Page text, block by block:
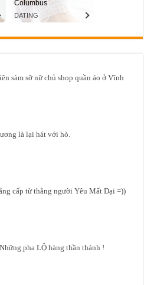
sàm sỡ nữ chủ shop quần áo ở Vĩnh
là lại hát với hò.
cấp từ thằng người Yêu Mất Dại =))
pha LỘ hàng thần thánh !